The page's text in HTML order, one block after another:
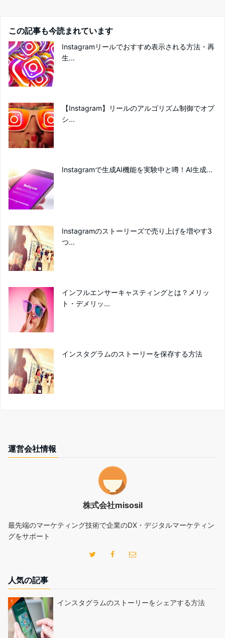
この記事も今読まれています
Instagramリールでおすすめ表示される方法・再
生...
【Instagram】リールのアルゴリズム制御でオプ
シ...
Instagramで生成AI機能を実験中と噂！AI生成...
Instagramのストーリーズで売り上げを増やす3
つ...
インフルエンサーキャスティングとは？メリッ
ト・デメリッ...
インスタグラムのストーリーを保存する方法
運営会社情報
株式会社misosil
最先端のマーケティング技術で企業のDX・デジタルマーケティン
グをサポート
人気の記事
1 インスタグラムのストーリーをシェアする方法